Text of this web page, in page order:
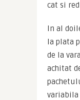
cat si
In al
la plata
de la
achitat
variabila